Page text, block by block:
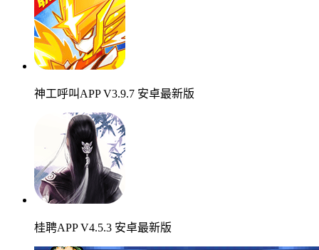
神工呼叫APP V3.9.7 安卓最新版
桂聘APP V4.5.3 安卓最新版